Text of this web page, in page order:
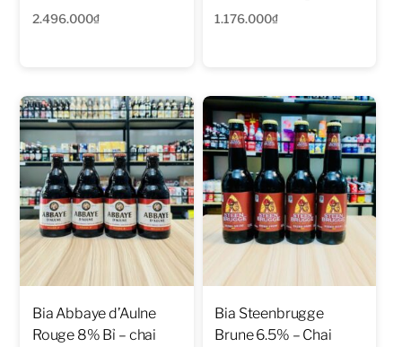
2.496.000₫ 1.176.000₫
Bia Abbaye d’Aulne
Rouge 8% Bỉ – chai
Bia Steenbrugge
Brune 6.5% – Chai